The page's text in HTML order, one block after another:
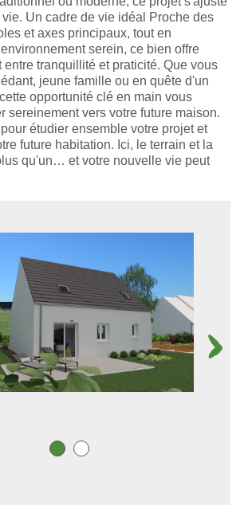
Un cadre de vie idéal Proche des
et axes principaux, tout en
serein, ce bien offre
entre tranquillité et praticité. Que vous
jeune famille ou en quête d'un
opportunité clé en main vous
sereinement vers votre future maison.
étudier ensemble votre projet et
future habitation. Ici, le terrain et la
qu'un… et votre nouvelle vie peut